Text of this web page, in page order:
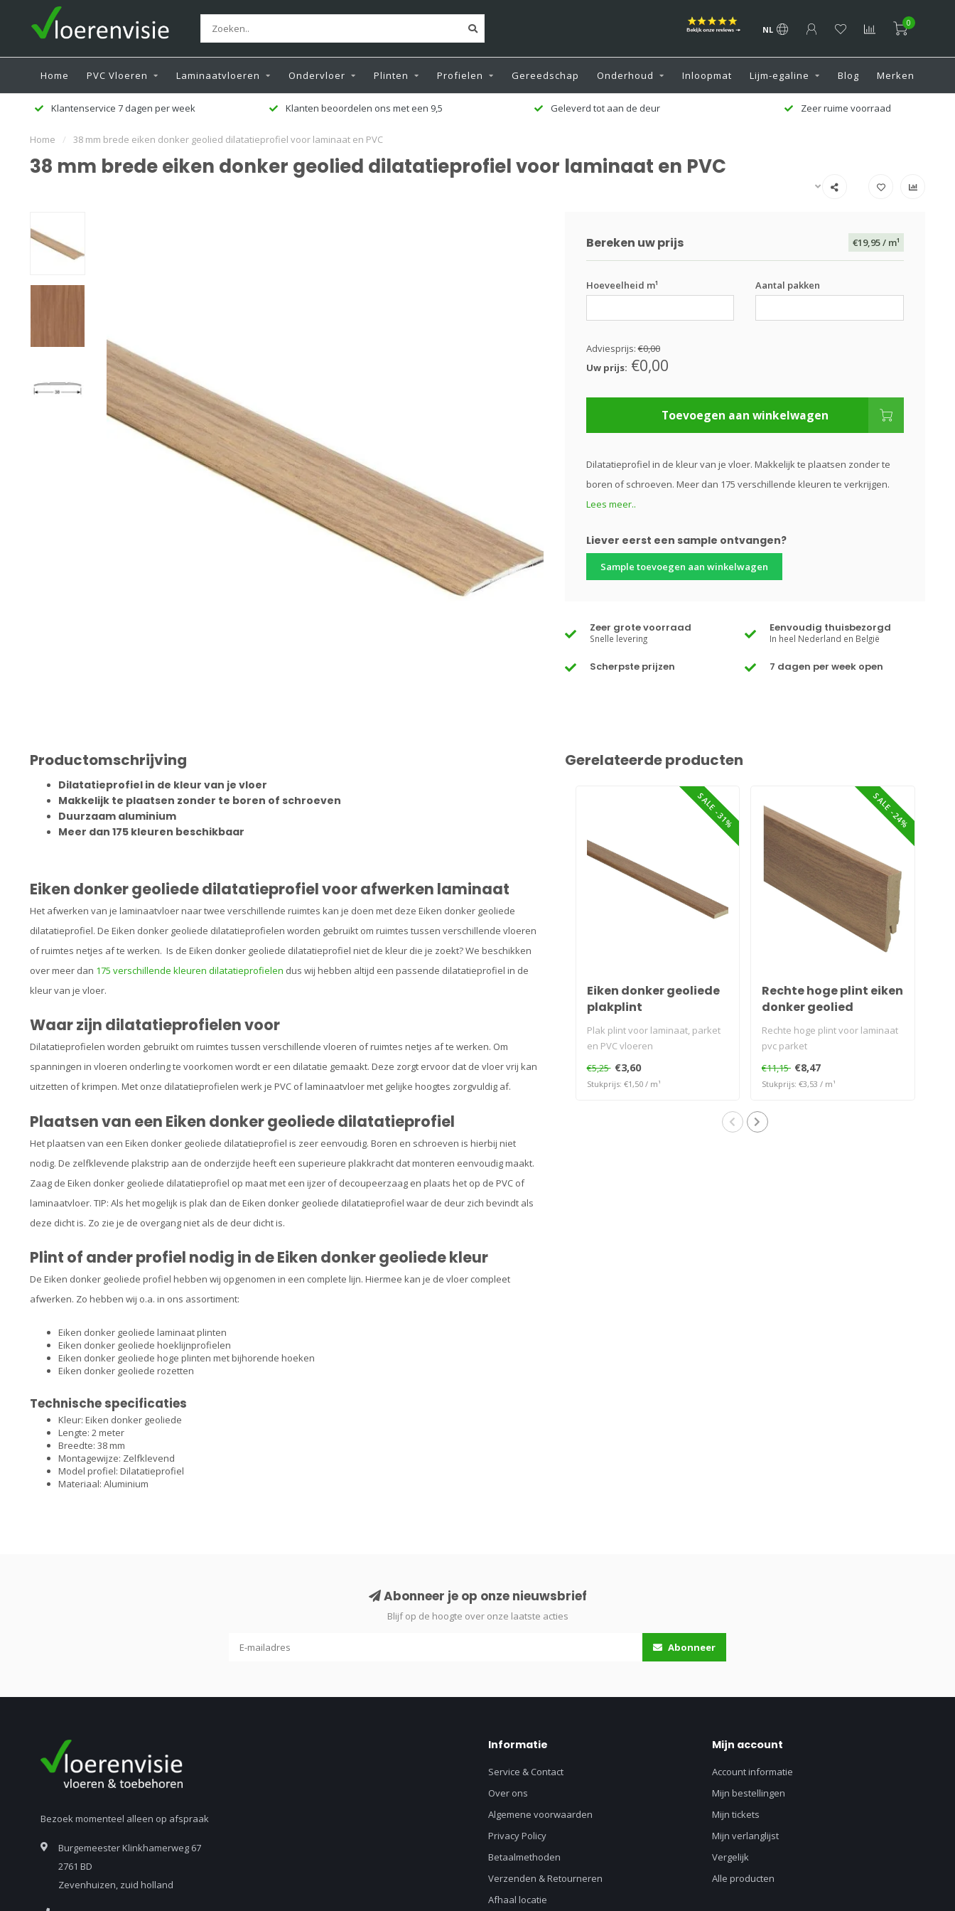
NL
0
Home PVC Vloeren Laminaatvloeren Ondervloer Plinten Profielen Gereedschap Onderhoud Inloopmat Lijm-egaline Blog Merken
Klantenservice 7 dagen per week Klanten beoordelen ons met een 9,5 Geleverd tot aan de deur Zeer ruime voorraad
Home / 38 mm brede eiken donker geolied dilatatieprofiel voor laminaat en PVC
38 mm brede eiken donker geolied dilatatieprofiel voor laminaat en PVC
Bereken uw prijs €19,95/ m¹
Hoeveelheid m¹ Aantal pakken
Adviesprijs:€0,00
Uw prijs: €0,00
Toevoegen aan winkelwagen
Dilatatieprofiel in de kleur van je vloer. Makkelijk te plaatsen zonder te
boren of schroeven. Meer dan 175 verschillende kleuren te verkrijgen.
Lees meer..
Liever eerst een sample ontvangen?
Sample toevoegen aan winkelwagen
Zeer grote voorraad
Snelle levering
Eenvoudig thuisbezorgd
In heel Nederland en België
Scherpste prijzen 7 dagen per week open
Productomschrijving
Dilatatieprofiel in de kleur van je vloer
Makkelijk te plaatsen zonder te boren of schroeven
Duurzaam aluminium
Meer dan 175 kleuren beschikbaar
Eiken donker geoliede dilatatieprofiel voor afwerken laminaat
Het afwerken van je laminaatvloer naar twee verschillende ruimtes kan je doen met deze Eiken donker geoliede
dilatatieprofiel. De Eiken donker geoliede dilatatieprofielen worden gebruikt om ruimtes tussen verschillende vloeren
of ruimtes netjes af te werken. Is de Eiken donker geoliede dilatatieprofiel niet de kleur die je zoekt? We beschikken
over meer dan 175 verschillende kleuren dilatatieprofielen dus wij hebben altijd een passende dilatatieprofiel in de
kleur van je vloer.
Waar zijn dilatatieprofielen voor
Dilatatieprofielen worden gebruikt om ruimtes tussen verschillende vloeren of ruimtes netjes af te werken. Om
spanningen in vloeren onderling te voorkomen wordt er een dilatatie gemaakt. Deze zorgt ervoor dat de vloer vrij kan
uitzetten of krimpen. Met onze dilatatieprofielen werk je PVC of laminaatvloer met gelijke hoogtes zorgvuldig af.
Plaatsen van een Eiken donker geoliede dilatatieprofiel
Het plaatsen van een Eiken donker geoliede dilatatieprofiel is zeer eenvoudig. Boren en schroeven is hierbij niet
nodig. De zelfklevende plakstrip aan de onderzijde heeft een superieure plakkracht dat monteren eenvoudig maakt.
Zaag de Eiken donker geoliede dilatatieprofiel op maat met een ijzer of decoupeerzaag en plaats het op de PVC of
laminaatvloer. TIP: Als het mogelijk is plak dan de Eiken donker geoliede dilatatieprofiel waar de deur zich bevindt als
deze dicht is. Zo zie je de overgang niet als de deur dicht is.
Plint of ander profiel nodig in de Eiken donker geoliede kleur
De Eiken donker geoliede profiel hebben wij opgenomen in een complete lijn. Hiermee kan je de vloer compleet
afwerken. Zo hebben wij o.a. in ons assortiment:
Eiken donker geoliede laminaat plinten
Eiken donker geoliede hoeklijnprofielen
Eiken donker geoliede hoge plinten met bijhorende hoeken
Eiken donker geoliede rozetten
Technische specificaties
Kleur: Eiken donker geoliede
Lengte: 2 meter
Breedte: 38 mm
Montagewijze: Zelfklevend
Model profiel: Dilatatieprofiel
Materiaal: Aluminium
Gerelateerde producten
SALE -31%
Eiken donker geoliede
plakplint
Plak plint voor laminaat, parket
en PVC vloeren
€5,25 €3,60
Stukprijs: €1,50 / m¹
SALE -24%
Rechte hoge plint eiken
donker geolied
Rechte hoge plint voor laminaat
pvc parket
€11,15 €8,47
Stukprijs: €3,53 / m¹
Abonneer je op onze nieuwsbrief
Blijf op de hoogte over onze laatste acties
Abonneer
Bezoek momenteel alleen op afspraak
Burgemeester Klinkhamerweg 67
2761 BD
Zevenhuizen, zuid holland
Informatie
Service & Contact
Over ons
Algemene voorwaarden
Privacy Policy
Betaalmethoden
Verzenden & Retourneren
Afhaal locatie
Mijn account
Account informatie
Mijn bestellingen
Mijn tickets
Mijn verlanglijst
Vergelijk
Alle producten